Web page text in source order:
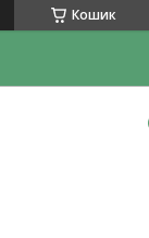
Кошик